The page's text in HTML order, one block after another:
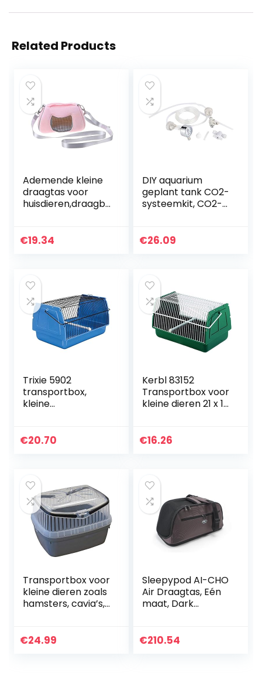
Related Products
Ademende kleine
draagtas voor
huisdieren,draagb
enkele
g, chinchilla, cavia
en eekhoorn
€19.34
DIY aquarium
geplant tank CO2-
systeemkit, CO2-
eemkit, CO2-
(wit)
€26.09
Trixie 5902
transportbox,
kleine
cm
€20.70
Kerbl 83152
Transportbox voor
kleine dieren 21 x 15
€16.26
Transportbox voor
kleine dieren zoals
hamsters, cavia’s,
€24.99
Sleepypod AI-CHO
Air Draagtas, Eén
maat, Dark
€210.54